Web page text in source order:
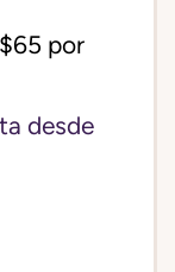
por
desde